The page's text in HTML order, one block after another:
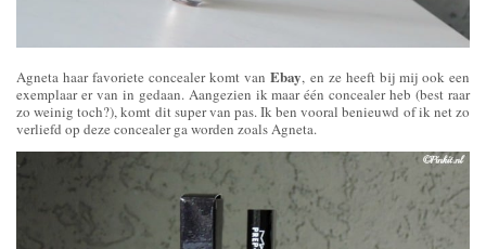
Agneta haar favoriete concealer komt vanEbay, en ze heeft bij mij ook een
exemplaar er van in gedaan. Aangezien ik maar één concealer heb (best raar
zo weinig toch?), komt dit super van pas. Ik ben vooral benieuwd of ik net zo
verliefd op deze concealer ga worden zoals Agneta.